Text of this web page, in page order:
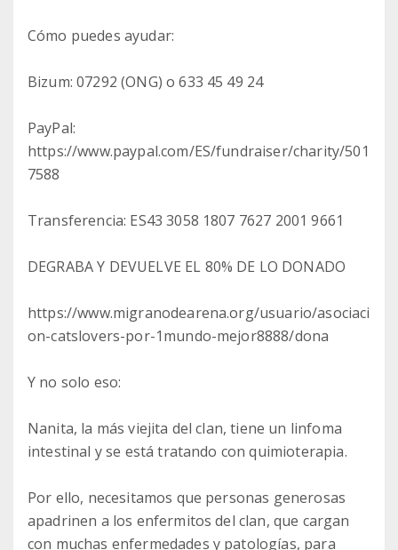
Cómo puedes ayudar:
Bizum: 07292 (ONG) o 633 45 49 24
PayPal:
https://www.paypal.com/ES/fundraiser/charity/501
7588
Transferencia: ES43 3058 1807 7627 2001 9661
DEGRABA Y DEVUELVE EL 80% DE LO DONADO
https://www.migranodearena.org/usuario/asociaci
on-catslovers-por-1mundo-mejor8888/dona
Y no solo eso:
Nanita, la más viejita del clan, tiene un linfoma
intestinal y se está tratando con quimioterapia.
Por ello, necesitamos que personas generosas
apadrinen a los enfermitos del clan, que cargan
con muchas enfermedades y patologías, para